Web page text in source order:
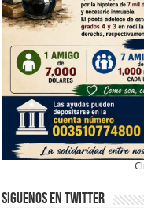
Siguenos en twitter